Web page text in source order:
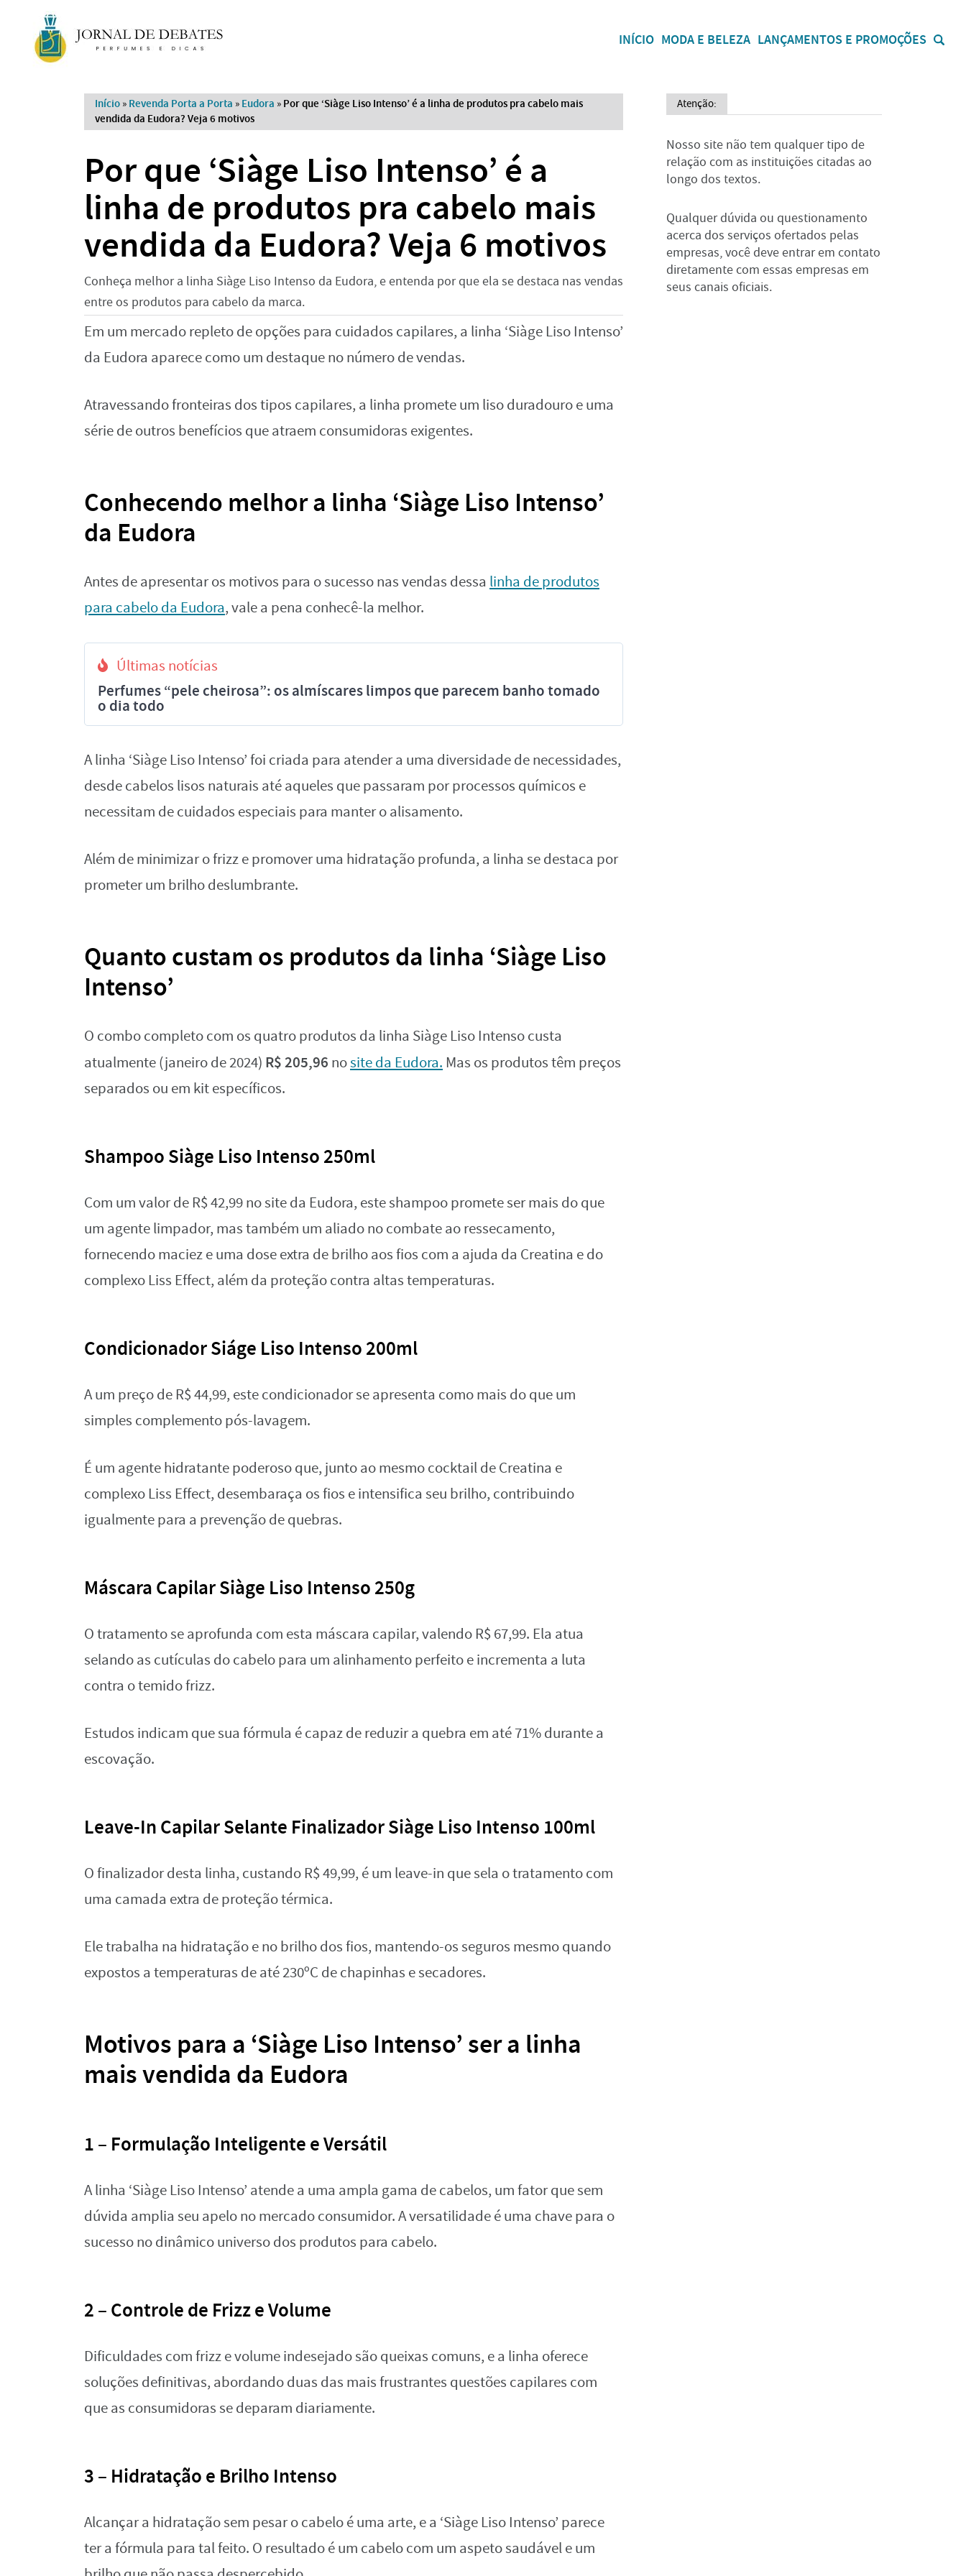
INÍCIO MODA E BELEZA LANÇAMENTOS E PROMOÇÕES
Início » Revenda Porta a Porta » Eudora » Por que ‘Siàge Liso Intenso’ é a linha de produtos pra cabelo mais
vendida da Eudora? Veja 6 motivos
Por que ‘Siàge Liso Intenso’ é a
linha de produtos pra cabelo mais
vendida da Eudora? Veja 6 motivos
Conheça melhor a linha Siàge Liso Intenso da Eudora, e entenda por que ela se destaca nas vendas
entre os produtos para cabelo da marca.
Em um mercado repleto de opções para cuidados capilares, a linha ‘Siàge Liso Intenso’
da Eudora aparece como um destaque no número de vendas.
Atravessando fronteiras dos tipos capilares, a linha promete um liso duradouro e uma
série de outros benefícios que atraem consumidoras exigentes.
Conhecendo melhor a linha ‘Siàge Liso Intenso’
da Eudora
Antes de apresentar os motivos para o sucesso nas vendas dessa linha de produtos
para cabelo da Eudora, vale a pena conhecê-la melhor.
Últimas notícias
Perfumes “pele cheirosa”: os almíscares limpos que parecem banho tomado
o dia todo
A linha ‘Siàge Liso Intenso’ foi criada para atender a uma diversidade de necessidades,
desde cabelos lisos naturais até aqueles que passaram por processos químicos e
necessitam de cuidados especiais para manter o alisamento.
Além de minimizar o frizz e promover uma hidratação profunda, a linha se destaca por
prometer um brilho deslumbrante.
Quanto custam os produtos da linha ‘Siàge Liso
Intenso’
O combo completo com os quatro produtos da linha Siàge Liso Intenso custa
atualmente (janeiro de 2024) R$ 205,96 nosite da Eudora. Mas os produtos têm preços
separados ou em kit específicos.
Shampoo Siàge Liso Intenso 250ml
Com um valor de R$ 42,99 no site da Eudora, este shampoo promete ser mais do que
um agente limpador, mas também um aliado no combate ao ressecamento,
fornecendo maciez e uma dose extra de brilho aos fios com a ajuda da Creatina e do
complexo Liss Effect, além da proteção contra altas temperaturas.
Condicionador Siáge Liso Intenso 200ml
A um preço de R$ 44,99, este condicionador se apresenta como mais do que um
simples complemento pós-lavagem.
É um agente hidratante poderoso que, junto ao mesmo cocktail de Creatina e
complexo Liss Effect, desembaraça os fios e intensifica seu brilho, contribuindo
igualmente para a prevenção de quebras.
Máscara Capilar Siàge Liso Intenso 250g
O tratamento se aprofunda com esta máscara capilar, valendo R$ 67,99. Ela atua
selando as cutículas do cabelo para um alinhamento perfeito e incrementa a luta
contra o temido frizz.
Estudos indicam que sua fórmula é capaz de reduzir a quebra em até 71% durante a
escovação.
Leave-In Capilar Selante Finalizador Siàge Liso Intenso 100ml
O finalizador desta linha, custando R$ 49,99, é um leave-in que sela o tratamento com
uma camada extra de proteção térmica.
Ele trabalha na hidratação e no brilho dos fios, mantendo-os seguros mesmo quando
expostos a temperaturas de até 230ºC de chapinhas e secadores.
Motivos para a ‘Siàge Liso Intenso’ ser a linha
mais vendida da Eudora
1 – Formulação Inteligente e Versátil
A linha ‘Siàge Liso Intenso’ atende a uma ampla gama de cabelos, um fator que sem
dúvida amplia seu apelo no mercado consumidor. A versatilidade é uma chave para o
sucesso no dinâmico universo dos produtos para cabelo.
2 – Controle de Frizz e Volume
Dificuldades com frizz e volume indesejado são queixas comuns, e a linha oferece
soluções definitivas, abordando duas das mais frustrantes questões capilares com
que as consumidoras se deparam diariamente.
3 – Hidratação e Brilho Intenso
Alcançar a hidratação sem pesar o cabelo é uma arte, e a ‘Siàge Liso Intenso’ parece
ter a fórmula para tal feito. O resultado é um cabelo com um aspeto saudável e um
Atenção:
Nosso site não tem qualquer tipo de
relação com as instituições citadas ao
longo dos textos.
Qualquer dúvida ou questionamento
acerca dos serviços ofertados pelas
empresas, você deve entrar em contato
diretamente com essas empresas em
seus canais oficiais.